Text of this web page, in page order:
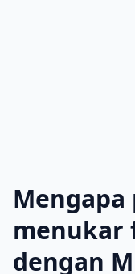
menukar
dengan